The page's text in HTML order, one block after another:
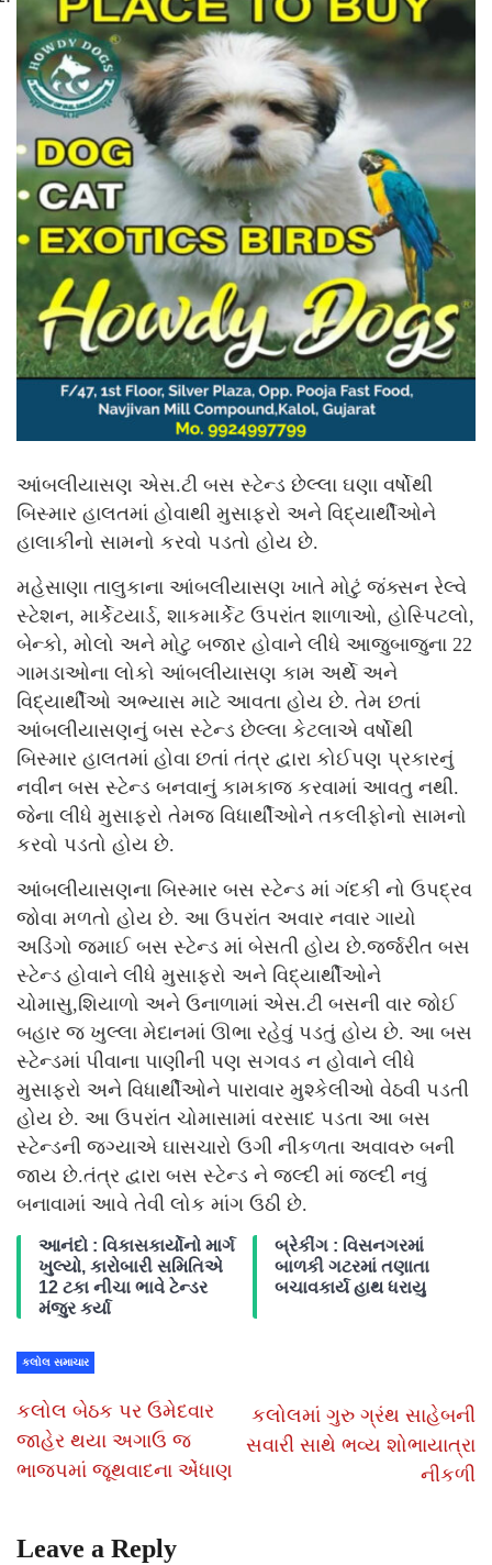
આંબલીયાસણ એસ.ટી બસ સ્ટેન્ડ છેલ્લા ઘણા વર્ષોથી
બિસ્માર હાલતમાં હોવાથી મુસાફરો અને વિદ્યાર્થીઓને
હાલાકીનો સામનો કરવો પડતો હોય છે.
મહેસાણા તાલુકાના આંબલીયાસણ ખાતે મોટું જંક્સન રેલ્વે
સ્ટેશન, માર્કેટયાર્ડ, શાકમાર્કેટ ઉપરાંત શાળાઓ, હોસ્પિટલો,
બેન્કો, મોલો અને મોટુ બજાર હોવાને લીધે આજુબાજુના 22
ગામડાઓના લોકો આંબલીયાસણ કામ અર્થે અને
વિદ્યાર્થીઓ અભ્યાસ માટે આવતા હોય છે. તેમ છતાં
આંબલીયાસણનું બસ સ્ટેન્ડ છેલ્લા કેટલાએ વર્ષોથી
બિસ્માર હાલતમાં હોવા છતાં તંત્ર દ્વારા કોઈપણ પ્રકારનું
નવીન બસ સ્ટેન્ડ બનવાનું કામકાજ કરવામાં આવતુ નથી.
જેના લીધે મુસાફરો તેમજ વિધાર્થીઓને તકલીફોનો સામનો
કરવો પડતો હોય છે.
આંબલીયાસણના બિસ્માર બસ સ્ટેન્ડ માં ગંદકી નો ઉપદ્રવ
જોવા મળતો હોય છે. આ ઉપરાંત અવાર નવાર ગાયો
અડિંગો જમાઈ બસ સ્ટેન્ડ માં બેસતી હોય છે.જર્જરીત બસ
સ્ટેન્ડ હોવાને લીધે મુસાફરો અને વિદ્યાર્થીઓને
ચોમાસુ,શિયાળો અને ઉનાળામાં એસ.ટી બસની વાર જોઈ
બહાર જ ખુલ્લા મેદાનમાં ઊભા રહેવું પડતું હોય છે. આ બસ
સ્ટેન્ડમાં પીવાના પાણીની પણ સગવડ ન હોવાને લીધે
મુસાફરો અને વિધાર્થીઓને પારાવાર મુશ્કેલીઓ વેઠવી પડતી
હોય છે. આ ઉપરાંત ચોમાસામાં વરસાદ પડતા આ બસ
સ્ટેન્ડની જગ્યાએ ઘાસચારો ઉગી નીકળતા અવાવરુ બની
જાય છે.તંત્ર દ્વારા બસ સ્ટેન્ડ ને જલ્દી માં જલ્દી નવું
બનાવામાં આવે તેવી લોક માંગ ઉઠી છે.
આનંદો : વિકાસકાર્યોનો માર્ગ
ખુલ્યો, કારોબારી સમિતિએ
12 ટકા નીચા ભાવે ટેન્ડર
મંજુર કર્યા
બ્રેકીંગ : વિસનગરમાં
બાળકી ગટરમાં તણાતા
બચાવકાર્ય હાથ ધરાયુ
કલોલ સમાચાર
કલોલ બેઠક પર ઉમેદવાર
જાહેર થયા અગાઉ જ
ભાજપમાં જૂથવાદના એંધાણ
કલોલમાં ગુરુ ગ્રંથ સાહેબની
સવારી સાથે ભવ્ય શોભાયાત્રા
નીકળી
Leave a Reply